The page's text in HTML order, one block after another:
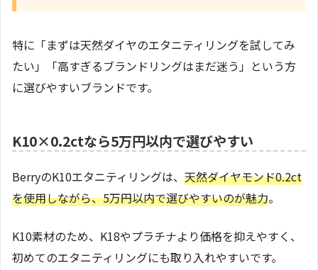
特に「まずは天然ダイヤのエタニティリングを試してみ
たい」「高すぎるブランドリングはまだ迷う」という方
に選びやすいブランドです。
K10×0.2ctなら5万円以内で選びやすい
BerryのK10エタニティリングは、 天然ダイヤモンド0.2ct
を使用しながら、5万円以内で選びやすいのが魅力。
K10素材のため、K18やプラチナより価格を抑えやすく、
初めてのエタニティリングにも取り入れやすいです。